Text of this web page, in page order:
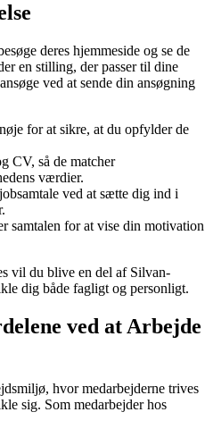
deres hjemmeside og se de
en stilling, der passer til dine
ved at sende din ansøgning
for at sikre, at du opfylder de
CV, så de matcher
værdier.
ved at sætte dig ind i
samtalen for at vise din motivation
vil du blive en del af Silvan-
dig både fagligt og personligt.
ved at Arbejde
hvor medarbejderne trives
sig. Som medarbejder hos